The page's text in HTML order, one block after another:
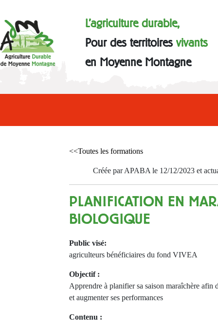
L'agriculture durable,
Pour des territoiresvivants
en Moyenne Montagne
<<Toutes les formations
Créée par APABA le 12/12/2023 et
PLANIFICATION EN
BIOLOGIQUE
Public visé:
agriculteurs bénéficiaires du fond VIVEA
Objectif :
Apprendre à planifier sa saison maraîchère afin
et augmenter ses performances
Contenu :